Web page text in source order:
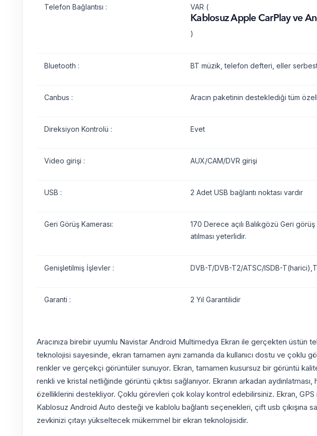
Telefon Bağlantısı : VAR (
Kablosuz Apple CarPlay ve
)
Bluetooth : BT müzik, telefon defteri, eller
Canbus : Aracın paketinin desteklediği tüm
Direksiyon Kontrolü : Evet
Video girişi : AUX/CAM/DVR girişi
USB : 2 Adet USB bağlantı noktası vardır
Geri Görüş Kamerası:
170 Derece açılı Balıkgözü Geri
atılması yeterlidir.
Genişletilmiş İşlevler : DVB-T/DVB-T2/ATSC/ISDB-
Garanti : 2 Yıl Garantilidir
Aracınıza birebir uyumlu Navistar Android Multimedya Ekran ile gerçekten üstün
teknolojisi sayesinde, ekran tamamen aynı zamanda da kullanıcı dostu ve çoklu
renkler ve gerçekçi görüntüler sunuyor. Ekran, tamamen kusursuz bir görüntü
renkli ve kristal netliğinde görüntü çıktısı sağlanıyor. Ekranın arkadan
özelliklerini destekliyor. Çoklu görevleri çok kolay kontrol edebilirsiniz. Ekran,
Kablosuz Android Auto desteği ve kablolu bağlantı seçenekleri, çift usb çıkışına
zevkinizi çıtayı yükseltecek mükemmel bir ekran teknolojisidir.